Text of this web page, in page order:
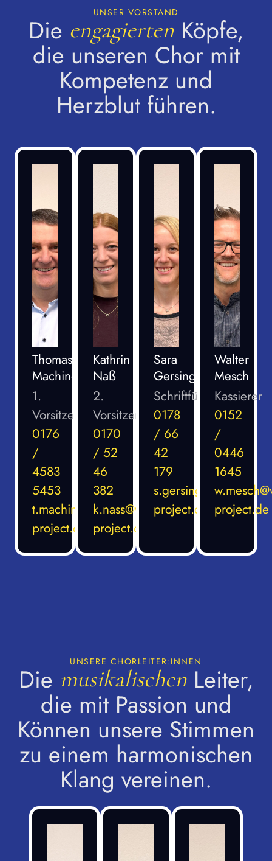
UNSER VORSTAND
Die engagierten Köpfe,
die unseren Chor mit
Kompetenz und
Herzblut führen.
Thomas
Machinek
1.
Vorsitzender
0176
/
4583
5453
t.machinek@voices-
project.de
Kathrin
Naß
2.
Vorsitzende
0170
/ 52
46
382
k.nass@voices-
project.de
Sara
Gersing
Schriftführerin
0178
/ 66
42
179
s.gersing@voices-
project.de
Walter
Mesch
Kassierer
0152
/
0446
1645
project.de
UNSERE CHORLEITER:INNEN
Die musikalischen Leiter,
die mit Passion und
Können unsere Stimmen
zu einem harmonischen
Klang vereinen.